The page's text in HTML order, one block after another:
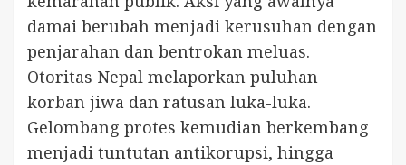
damai berubah menjadi kerusuhan dengan
penjarahan dan bentrokan meluas.
Otoritas Nepal melaporkan puluhan
korban jiwa dan ratusan luka-luka.
Gelombang protes kemudian berkembang
menjadi tuntutan antikorupsi, hingga